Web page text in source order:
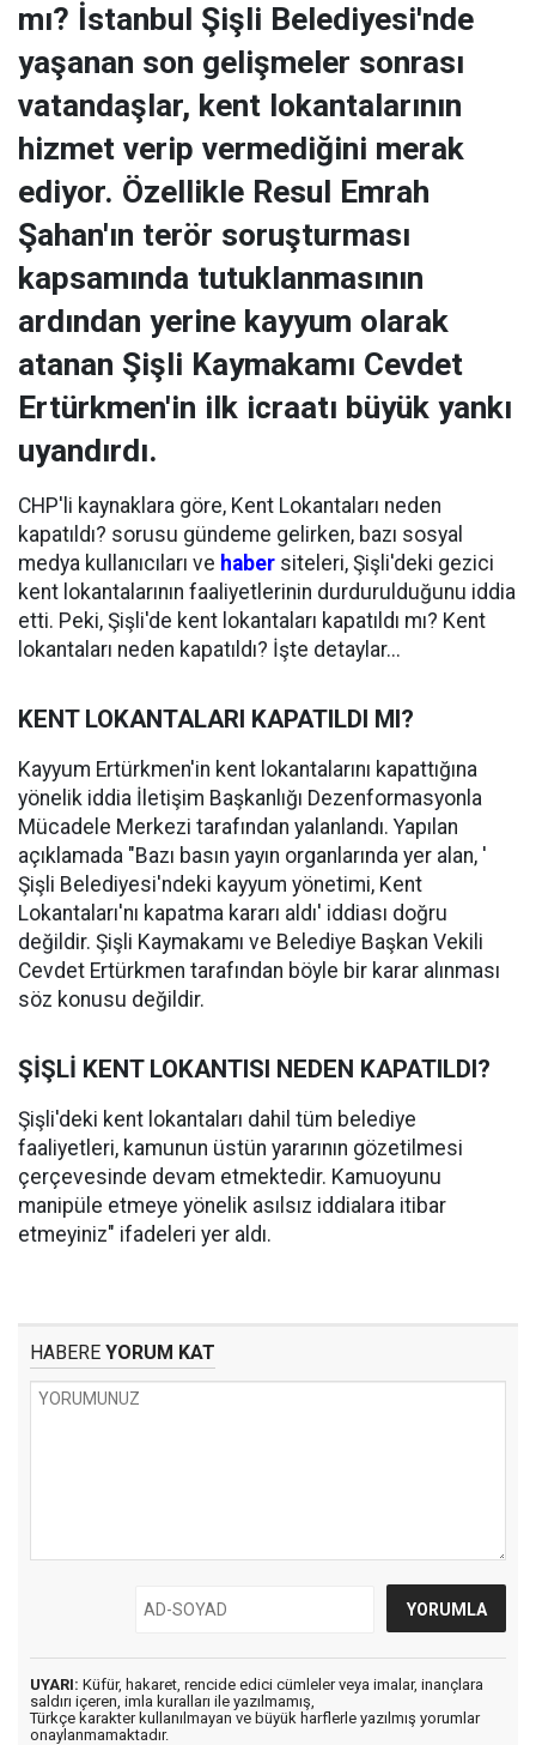
mı? İstanbul Şişli Belediyesi'nde
yaşanan son gelişmeler sonrası
vatandaşlar, kent lokantalarının
hizmet verip vermediğini merak
ediyor. Özellikle Resul Emrah
Şahan'ın terör soruşturması
kapsamında tutuklanmasının
ardından yerine kayyum olarak
atanan Şişli Kaymakamı Cevdet
Ertürkmen'in ilk icraatı büyük yankı
uyandırdı.
CHP'li kaynaklara göre, Kent Lokantaları neden
kapatıldı? sorusu gündeme gelirken, bazı sosyal
medya kullanıcıları ve haber siteleri, Şişli'deki gezici
kent lokantalarının faaliyetlerinin durdurulduğunu iddia
etti. Peki, Şişli'de kent lokantaları kapatıldı mı? Kent
lokantaları neden kapatıldı? İşte detaylar...
KENT LOKANTALARI KAPATILDI MI?
Kayyum Ertürkmen'in kent lokantalarını kapattığına
yönelik iddia İletişim Başkanlığı Dezenformasyonla
Mücadele Merkezi tarafından yalanlandı. Yapılan
açıklamada "Bazı basın yayın organlarında yer alan, '
Şişli Belediyesi'ndeki kayyum yönetimi, Kent
Lokantaları'nı kapatma kararı aldı' iddiası doğru
değildir. Şişli Kaymakamı ve Belediye Başkan Vekili
Cevdet Ertürkmen tarafından böyle bir karar alınması
söz konusu değildir.
ŞİŞLİ KENT LOKANTISI NEDEN KAPATILDI?
Şişli'deki kent lokantaları dahil tüm belediye
faaliyetleri, kamunun üstün yararının gözetilmesi
çerçevesinde devam etmektedir. Kamuoyunu
manipüle etmeye yönelik asılsız iddialara itibar
etmeyiniz" ifadeleri yer aldı.
HABERE YORUM KAT
UYARI: Küfür, hakaret, rencide edici cümleler veya imalar, inançlara
saldırı içeren, imla kuralları ile yazılmamış,
Türkçe karakter kullanılmayan ve büyük harflerle yazılmış yorumlar
onaylanmamaktadır.